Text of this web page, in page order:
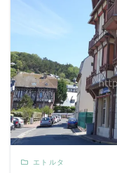
エトルタ